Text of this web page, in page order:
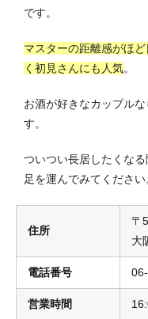
です。
マスターの距離感がほ
く初見さんにも人気。
お酒が好きなカップル
す。
ついつい長居したくな
足を運んでみてください
住所
〒
大
電話番号
営業時間